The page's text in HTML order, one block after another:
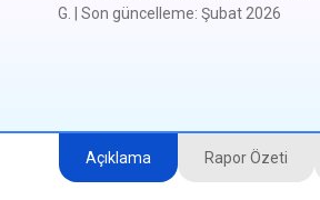
G.
Son güncelleme: Şubat 2026
Açıklama Rapor Özeti